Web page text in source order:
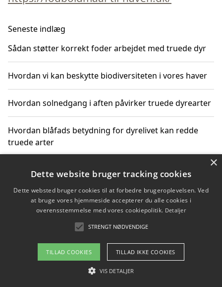
Seneste indlæg
Sådan støtter korrekt foder arbejdet med truede dyr
Hvordan vi kan beskytte biodiversiteten i vores haver
Hvordan solnedgang i aften påvirker truede dyrearter
Hvordan blåfads betydning for dyrelivet kan redde
truede arter
Hvordan kan gaver til unge voksne støtte bevarelsen
Copyright 2026 - Pilanto Aps
Om / kontakt
Blog Betingelser
×
Dette website bruger tracking cookies
Dette websted bruger cookies til at forbedre brugeroplevelsen. Ved
at bruge vores hjemmeside accepterer du alle cookies i
overensstemmelse med vores cookiepolitik. Detaljer
STRENGT NØDVENDIGE
TILLAD COOKIES TILLAD IKKE COOKIES
VIS DETALJER